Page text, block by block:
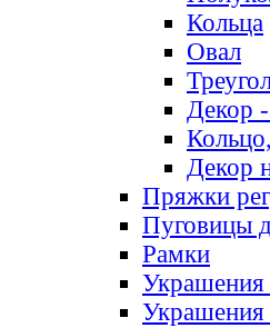
Кольца
Овал
Декор
Декор
Пряжки
Пуговицы
Рамки